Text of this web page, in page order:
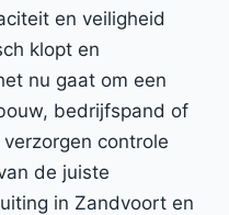
en veiligheid
klopt en
nu gaat om een
bedrijfspand of
controle
de juiste
in Zandvoort en